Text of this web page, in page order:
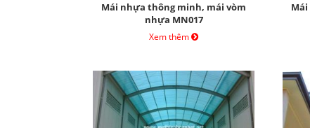
Mái nhựa thông minh, mái vòm
nhựa MN017
Xem thêm